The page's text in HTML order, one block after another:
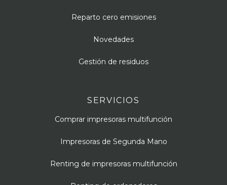
Reparto cero emisiones
Novedades
Gestión de residuos
SERVICIOS
Comprar impresoras multifunción
Impresoras de Segunda Mano
Renting de impresoras multifunción